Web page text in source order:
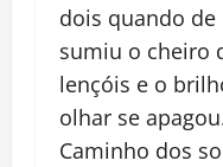
dois quando de
sumiu o cheiro
lençóis e o
olhar se
Caminho dos